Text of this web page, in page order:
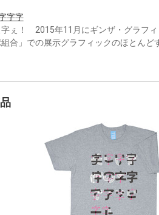
字字
字ぇ！ 2015年11月にギンザ・グラフ
合」での展示グラフィックのほとん